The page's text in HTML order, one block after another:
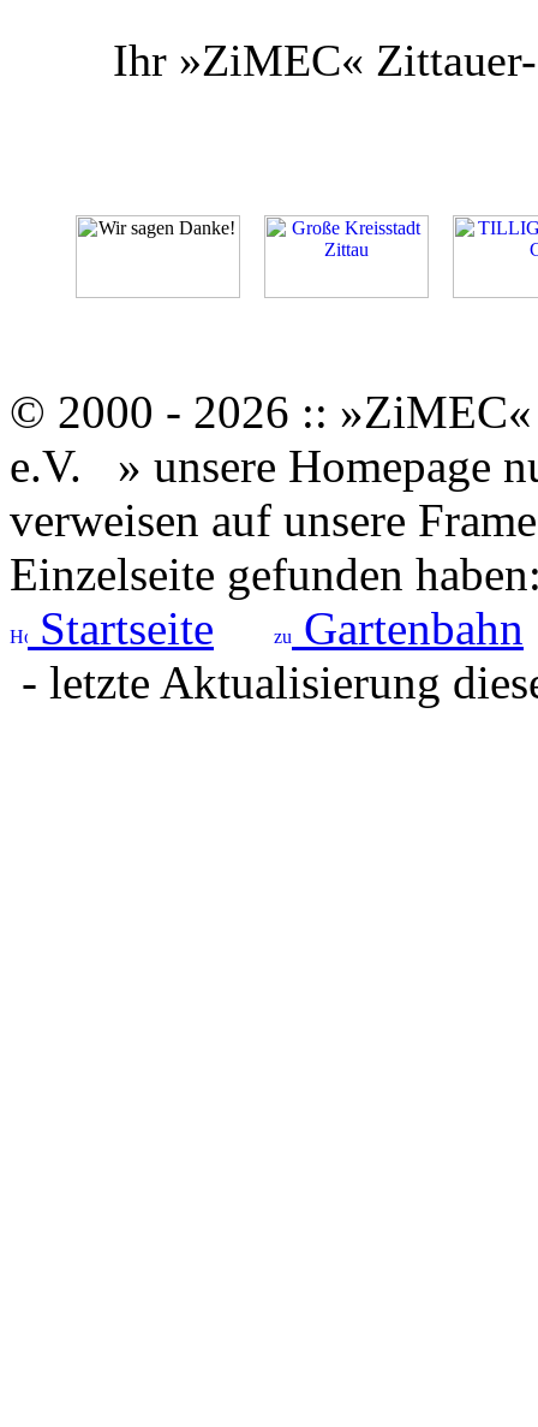
Ihr »ZiMEC«
© 2000 - 2026 ::
e.V.
» unsere Homepage
verweisen auf unsere
Einzelseite gefunden
Startseite
Gartenbahn
- letzte Aktualisierung